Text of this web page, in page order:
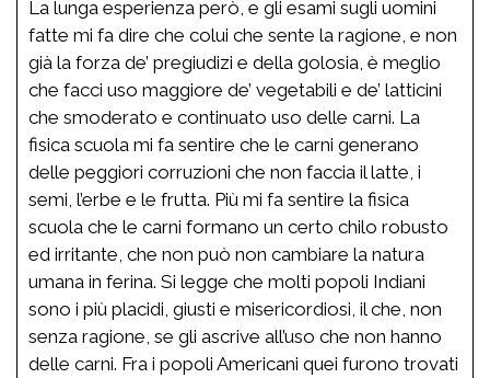
La lunga esperienza però, e gli esami sugli uomini
fatte mi fa dire che colui che sente la ragione, e non
già la forza de’ pregiudizi e della golosia, è meglio
che facci uso maggiore de’ vegetabili e de’ latticini
che smoderato e continuato uso delle carni. La
fisica scuola mi fa sentire che le carni generano
delle peggiori corruzioni che non faccia il latte, i
semi, l’erbe e le frutta. Più mi fa sentire la fisica
scuola che le carni formano un certo chilo robusto
ed irritante, che non può non cambiare la natura
umana in ferina. Si legge che molti popoli Indiani
sono i più placidi, giusti e misericordiosi, il che, non
senza ragione, se gli ascrive all’uso che non hanno
delle carni. Fra i popoli Americani quei furono trovati